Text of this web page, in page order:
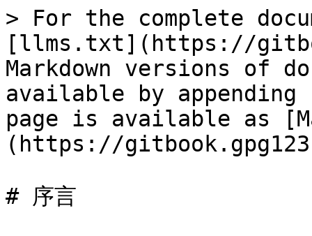
> For the complete
[llms.txt](https://
Markdown versions of
available by
page is available as
(https://
# 序言